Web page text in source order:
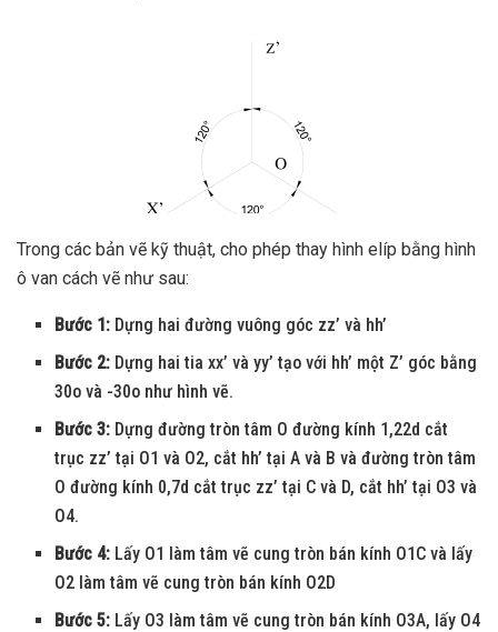
Trong các bản vẽ kỹ thuật, cho phép thay hình elíp bằng hình
ô van cách vẽ như sau:
Bước 1: Dựng hai đường vuông góc zz’ và hh’
Bước 2: Dựng hai tia xx’ và yy’ tạo với hh’ một Z’ góc bằng
30o và -30o như hình vẽ.
Bước 3: Dựng đường tròn tâm O đường kính 1,22d cắt
trục zz’ tại O1 và O2, cắt hh’ tại A và B và đường tròn tâm
O đường kính 0,7d cắt trục zz’ tại C và D, cắt hh’ tại O3 và
O4.
Bước 4: Lấy O1 làm tâm vẽ cung tròn bán kính O1C và lấy
O2 làm tâm vẽ cung tròn bán kính O2D
Bước 5: Lấy O3 làm tâm vẽ cung tròn bán kính O3A, lấy O4